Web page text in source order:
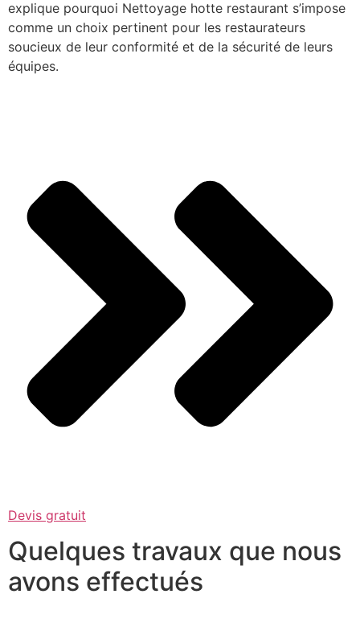
explique pourquoi Nettoyage hotte restaurant s’impose
comme un choix pertinent pour les restaurateurs
soucieux de leur conformité et de la sécurité de leurs
équipes.
Devis gratuit
Quelques travaux que nous
avons effectués